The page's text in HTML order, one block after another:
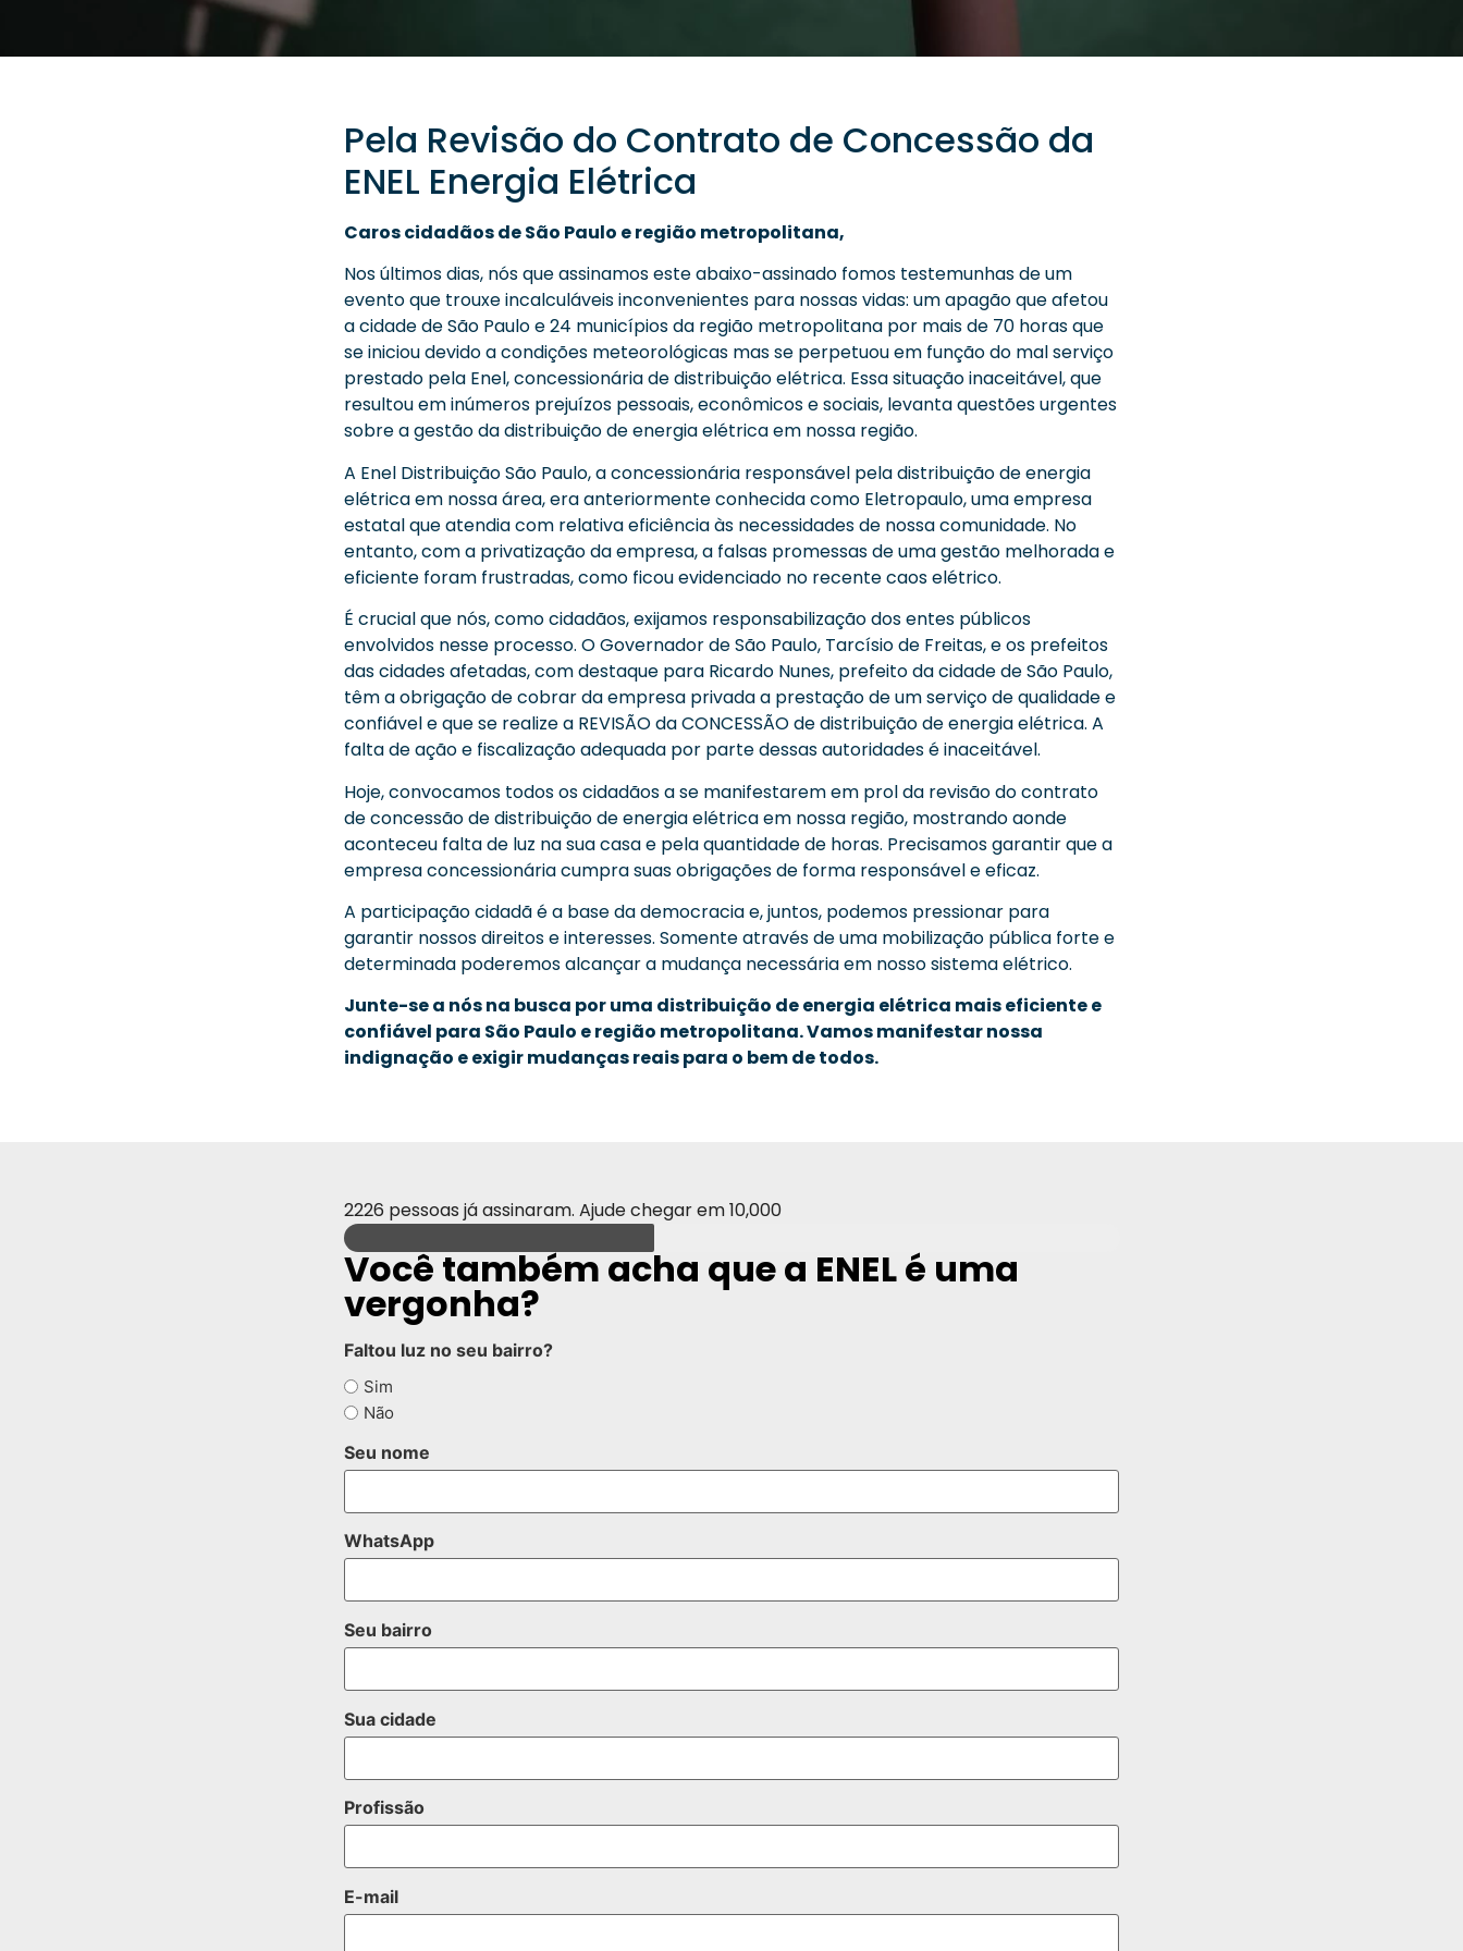
Pela Revisão do Contrato de Concessão da
ENEL Energia Elétrica
Caros cidadãos de São Paulo e região metropolitana,
Nos últimos dias, nós que assinamos este abaixo-assinado fomos testemunhas de um
evento que trouxe incalculáveis inconvenientes para nossas vidas: um apagão que afetou
a cidade de São Paulo e 24 municípios da região metropolitana por mais de 70 horas que
se iniciou devido a condições meteorológicas mas se perpetuou em função do mal serviço
prestado pela Enel, concessionária de distribuição elétrica. Essa situação inaceitável, que
resultou em inúmeros prejuízos pessoais, econômicos e sociais, levanta questões urgentes
sobre a gestão da distribuição de energia elétrica em nossa região.
A Enel Distribuição São Paulo, a concessionária responsável pela distribuição de energia
elétrica em nossa área, era anteriormente conhecida como Eletropaulo, uma empresa
estatal que atendia com relativa eficiência às necessidades de nossa comunidade. No
entanto, com a privatização da empresa, a falsas promessas de uma gestão melhorada e
eficiente foram frustradas, como ficou evidenciado no recente caos elétrico.
É crucial que nós, como cidadãos, exijamos responsabilização dos entes públicos
envolvidos nesse processo. O Governador de São Paulo, Tarcísio de Freitas, e os prefeitos
das cidades afetadas, com destaque para Ricardo Nunes, prefeito da cidade de São Paulo,
têm a obrigação de cobrar da empresa privada a prestação de um serviço de qualidade e
confiável e que se realize a REVISÃO da CONCESSÃO de distribuição de energia elétrica. A
falta de ação e fiscalização adequada por parte dessas autoridades é inaceitável.
Hoje, convocamos todos os cidadãos a se manifestarem em prol da revisão do contrato
de concessão de distribuição de energia elétrica em nossa região, mostrando aonde
aconteceu falta de luz na sua casa e pela quantidade de horas. Precisamos garantir que a
empresa concessionária cumpra suas obrigações de forma responsável e eficaz.
A participação cidadã é a base da democracia e, juntos, podemos pressionar para
garantir nossos direitos e interesses. Somente através de uma mobilização pública forte e
determinada poderemos alcançar a mudança necessária em nosso sistema elétrico.
Junte-se a nós na busca por uma distribuição de energia elétrica mais eficiente e
confiável para São Paulo e região metropolitana. Vamos manifestar nossa
indignação e exigir mudanças reais para o bem de todos.
2226 pessoas já assinaram. Ajude chegar em 10,000
Você também acha que a ENEL é uma
vergonha?
Faltou luz no seu bairro?
Sim
Não
Seu nome
WhatsApp
Seu bairro
Sua cidade
Profissão
E-mail